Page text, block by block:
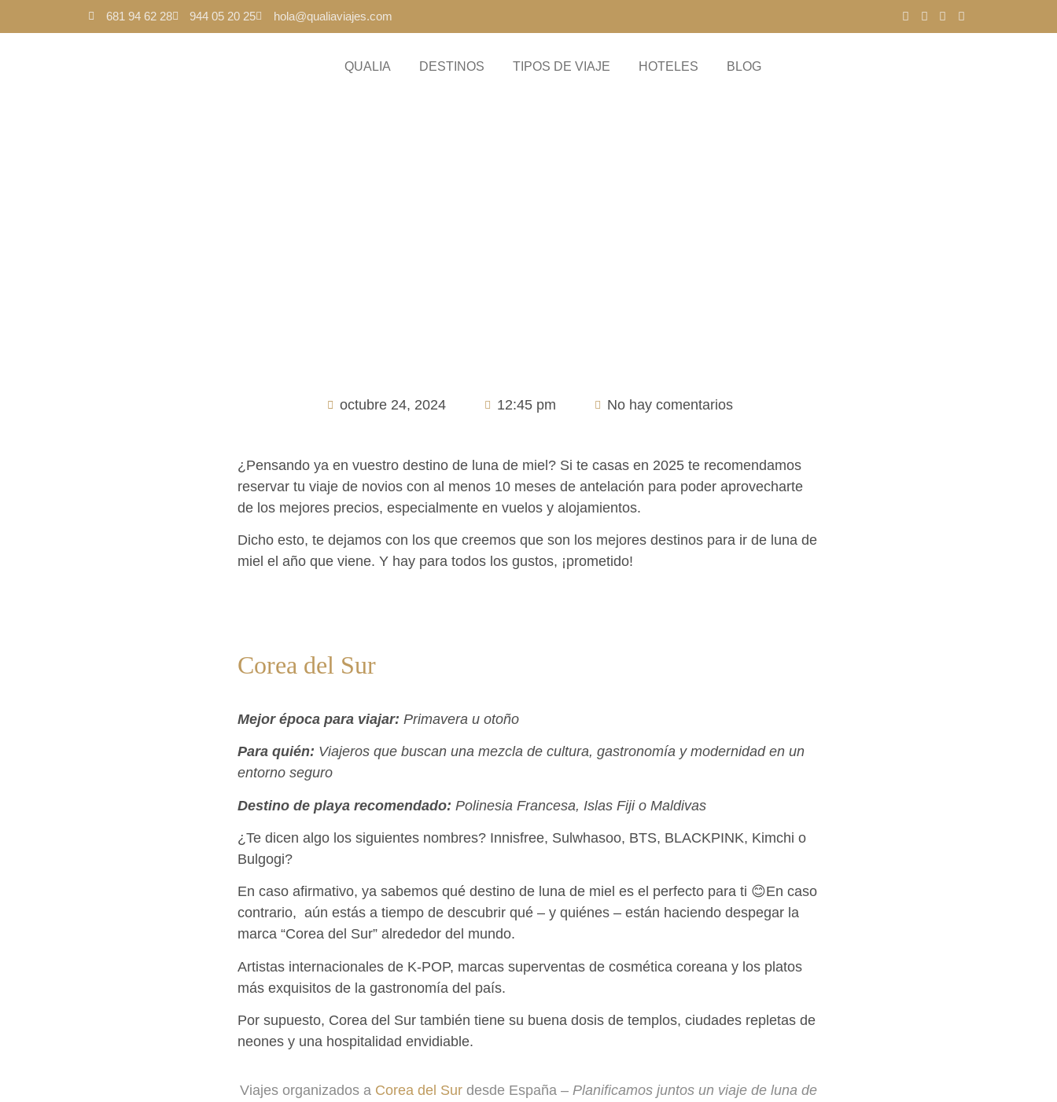
681 94 62 28 944 05 20 25 hola@qualiaviajes.com
QUALIA DESTINOS TIPOS DE VIAJE HOTELES BLOG
octubre 24, 2024 12:45 pm No hay comentarios
¿Pensando ya en vuestro destino de luna de miel? Si te casas en 2025 te recomendamos
reservar tu viaje de novios con al menos 10 meses de antelación para poder aprovecharte
de los mejores precios, especialmente en vuelos y alojamientos.
Dicho esto, te dejamos con los que creemos que son los mejores destinos para ir de luna de
miel el año que viene. Y hay para todos los gustos, ¡prometido!
Corea del Sur
Mejor época para viajar: Primavera u otoño
Para quién: Viajeros que buscan una mezcla de cultura, gastronomía y modernidad en un
entorno seguro
Destino de playa recomendado: Polinesia Francesa, Islas Fiji o Maldivas
¿Te dicen algo los siguientes nombres? Innisfree, Sulwhasoo, BTS, BLACKPINK, Kimchi o
Bulgogi?
En caso afirmativo, ya sabemos qué destino de luna de miel es el perfecto para ti 😊En caso
contrario, aún estás a tiempo de descubrir qué – y quiénes – están haciendo despegar la
marca “Corea del Sur” alrededor del mundo.
Artistas internacionales de K-POP, marcas superventas de cosmética coreana y los platos
más exquisitos de la gastronomía del país.
Por supuesto, Corea del Sur también tiene su buena dosis de templos, ciudades repletas de
neones y una hospitalidad envidiable.
Viajes organizados a Corea del Surdesde España – Planificamos juntos un viaje de luna de